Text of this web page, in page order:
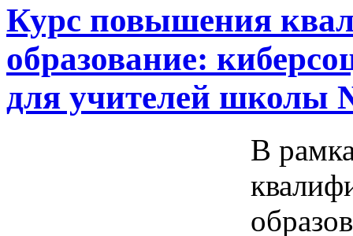
Курс повышения
образование:
для учителей школы
В